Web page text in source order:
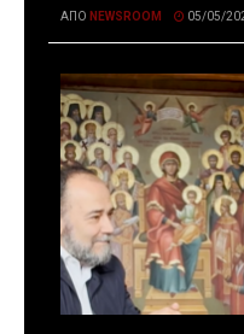
ΑΠΌ NEWSROOM 05/05/